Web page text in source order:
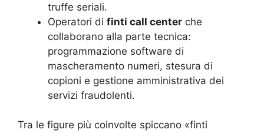
truffe seriali.
Operatori di finti call center che
collaborano alla parte tecnica:
programmazione software di
mascheramento numeri, stesura di
copioni e gestione amministrativa dei
servizi fraudolenti.
Tra le figure più coinvolte spiccano «finti